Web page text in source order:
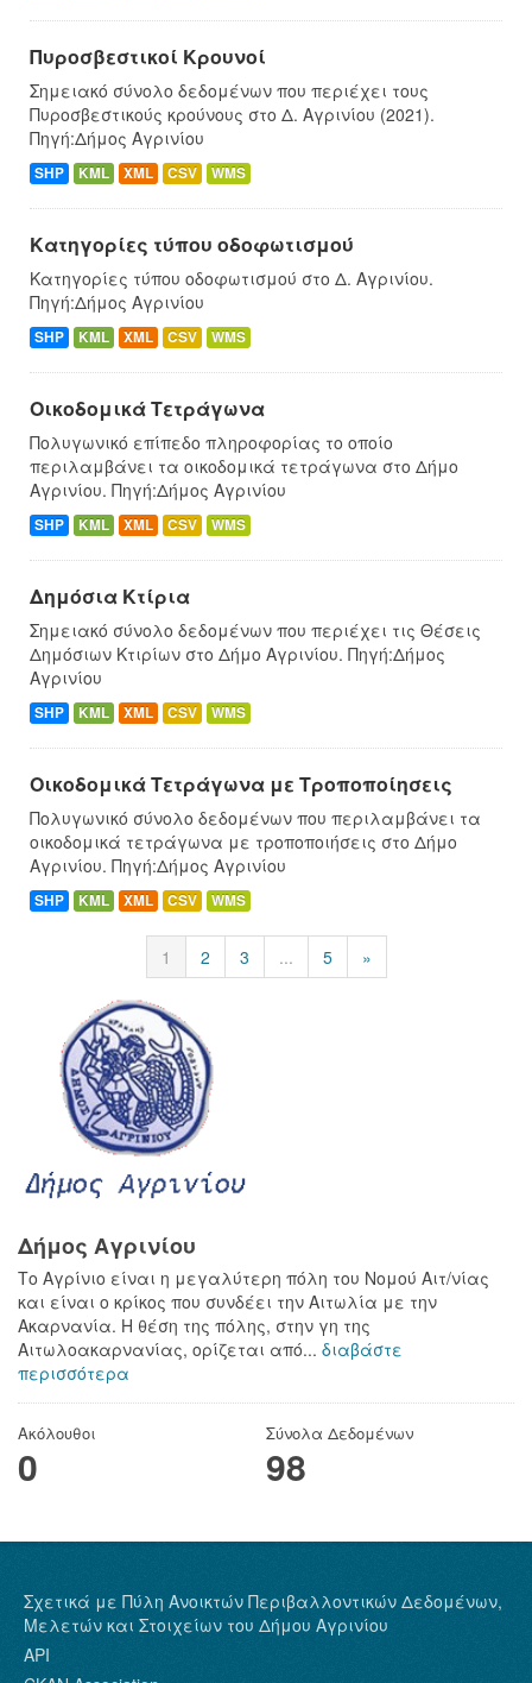
Πυροσβεστικοί Κρουνοί
Σημειακό σύνολο δεδομένων που περιέχει τους
Πυροσβεστικούς κρούνους στο Δ. Αγρινίου (2021).
Πηγή:Δήμος Αγρινίου
SHP KML XML CSV WMS
Κατηγορίες τύπου οδοφωτισμού
Κατηγορίες τύπου οδοφωτισμού στο Δ. Αγρινίου.
Πηγή:Δήμος Αγρινίου
SHP KML XML CSV WMS
Οικοδομικά Τετράγωνα
Πολυγωνικό επίπεδο πληροφορίας το οποίο
περιλαμβάνει τα οικοδομικά τετράγωνα στο Δήμο
Αγρινίου. Πηγή:Δήμος Αγρινίου
SHP KML XML CSV WMS
Δημόσια Κτίρια
Σημειακό σύνολο δεδομένων που περιέχει τις Θέσεις
Δημόσιων Κτιρίων στο Δήμο Αγρινίου. Πηγή:Δήμος
Αγρινίου
SHP KML XML CSV WMS
Οικοδομικά Τετράγωνα με Τροποποίησεις
Πολυγωνικό σύνολο δεδομένων που περιλαμβάνει τα
οικοδομικά τετράγωνα με τροποποιήσεις στο Δήμο
Αγρινίου. Πηγή:Δήμος Αγρινίου
SHP KML XML CSV WMS
1 2 3 ... 5 »
Δήμος Αγρινίου
Το Αγρίνιο είναι η μεγαλύτερη πόλη του Νομού Αιτ/νίας
και είναι ο κρίκος που συνδέει την Αιτωλία με την
Ακαρνανία. Η θέση της πόλης, στην γη της
Αιτωλοακαρνανίας, ορίζεται από... διαβάστε
περισσότερα
Ακόλουθοι
0
Σύνολα Δεδομένων
98
Σχετικά με Πύλη Ανοικτών Περιβαλλοντικών Δεδομένων,
Μελετών και Στοιχείων του Δήμου Αγρινίου
API